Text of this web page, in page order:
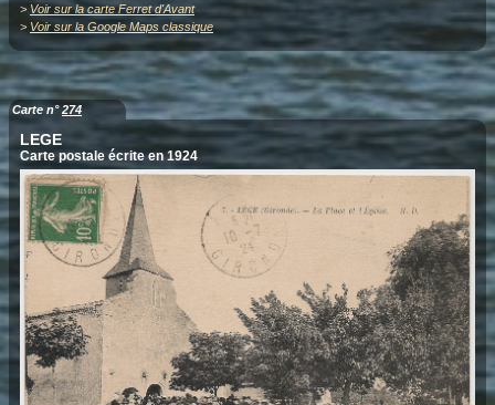
> Voir sur la carte Ferret d'Avant
> Voir sur la Google Maps classique
Carte n°274
LEGE
Carte postale écrite en 1924